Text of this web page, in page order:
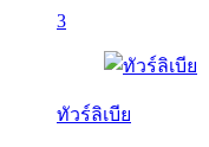
3
ทัวร์ลิเบีย